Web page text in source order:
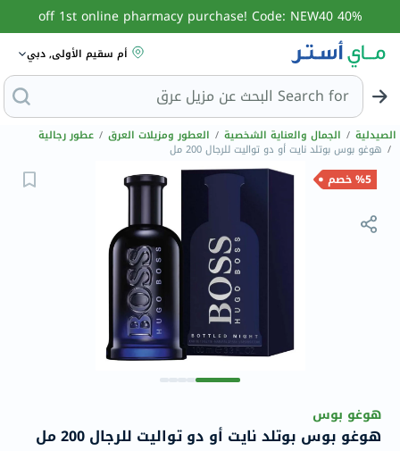
40% off 1st online pharmacy purchase! Code: NEW40
أم سقيم الأولى, دبي
Search for البحث
الصيدلية / الجمال والعناية الشخصية / العطور ومزيلات العرق / عطور رجالية
/ هوغو بوس بوتلد نايت أو دو تواليت للرجال 200 مل
%5 خصم
هوغو بوس
هوغو بوس بوتلد نايت أو دو تواليت للرجال 200 مل